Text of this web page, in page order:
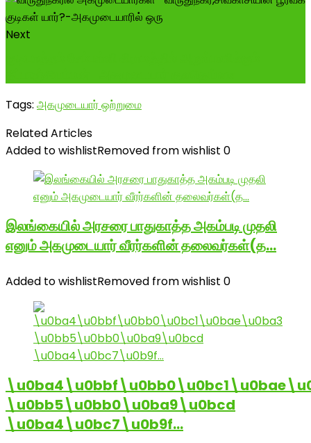
Next
Tags: அகமுடையார் ஒற்றுமை
Related Articles
Added to wishlistRemoved from wishlist 0
இலங்கையில் அரசரை பாதுகாத்த அகம்படி முதலி
எனும் அகமுடையார் வீரர்களின் தலைவர்கள்(த…
Added to wishlistRemoved from wishlist 0
\u0bb5\u0bb0\u0ba9\u0bcd
\u0ba4\u0bc7\u0b9f…